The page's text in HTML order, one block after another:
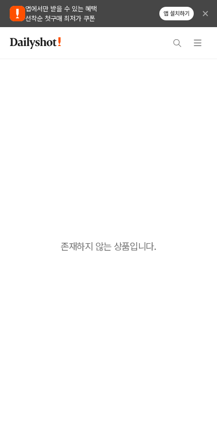
앱에서만 받을 수 있는 혜택
선착순 첫구매 최저가 쿠폰
앱 설치하기
존재하지 않는 상품입니다.